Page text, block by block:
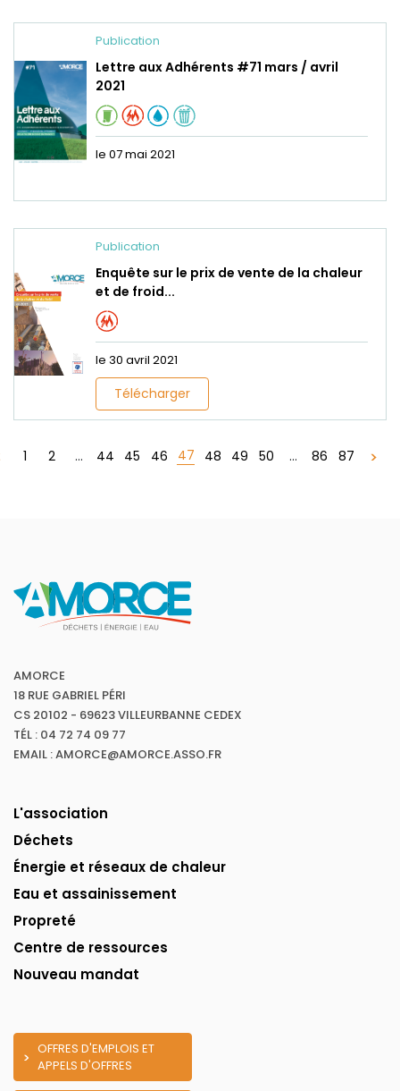
Publication
Lettre aux Adhérents #71 mars / avril
2021
le 07 mai 2021
Publication
Enquête sur le prix de vente de la chaleur
et de froid...
le 30 avril 2021
Télécharger
1 2 ... 44 45 46 47 48 49 50 ... 86 87
AMORCE
18 RUE GABRIEL PÉRI
CS 20102 - 69623 VILLEURBANNE CEDEX
TÉL : 04 72 74 09 77
EMAIL : AMORCE@AMORCE.ASSO.FR
L'association
Déchets
Énergie et réseaux de chaleur
Eau et assainissement
Propreté
Centre de ressources
Nouveau mandat
OFFRES D'EMPLOIS ET
APPELS D'OFFRES